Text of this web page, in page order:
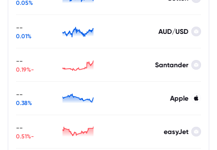
0.05%
AUD/USD
--
0.01%
Santander
--
-0.19%
Apple
--
0.38%
easyJet
--
-0.51%